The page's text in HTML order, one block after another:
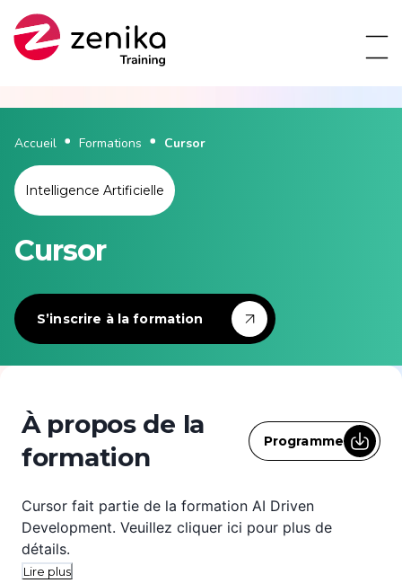
Accueil Formations Cursor
Intelligence Artificielle
Cursor
S’inscrire à la formation
À propos de la
formation
Programme
Cursor fait partie de la formation AI Driven
Development. Veuillez cliquer ici pour plus de
détails.
Lire plus